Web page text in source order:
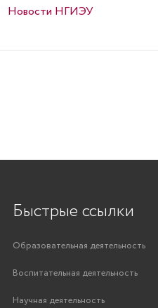
Новости НГИЭУ
Быстрые ссылки
Образовательная деятельность
Воспитательная деятельность
Научная деятельность